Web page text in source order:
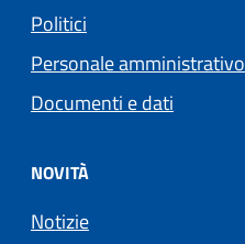
Politici
Personale amministrativo
Documenti e dati
NOVITÀ
Notizie